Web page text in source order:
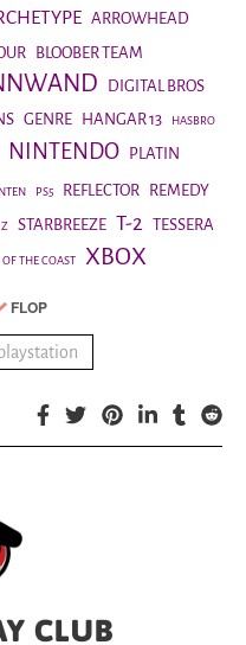
ARROWHEAD
BLOOBER TEAM
DIGITAL BROS
GENRE HANGAR 13 HASBRO
NINTENDO PLATIN
PS5 REFLECTOR
REMEDY
Z STARBREEZE T-2 TESSERA
THE COAST XBOX
FLOP
CLUB